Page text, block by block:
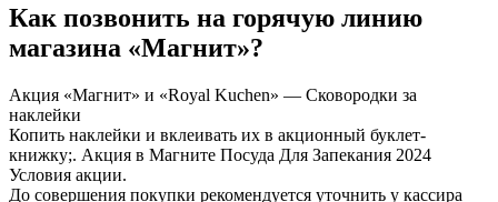
Как позвонить на горячую линию
магазина «Магнит»?
Акция «Магнит» и «Royal Kuchen» — Сковородки за
наклейки
Копить наклейки и вклеивать их в акционный буклет-
книжку;. Акция в Магните Посуда Для Запекания 2024
Условия акции.
До совершения покупки рекомендуется уточнить у кассира